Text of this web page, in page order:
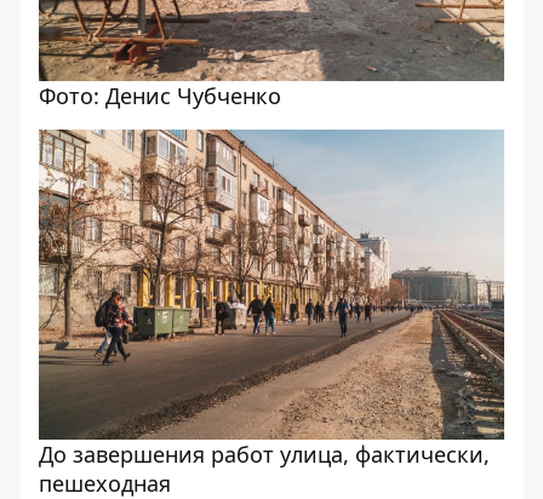
Фото: Денис Чубченко
До завершения работ улица, фактически,
пешеходная